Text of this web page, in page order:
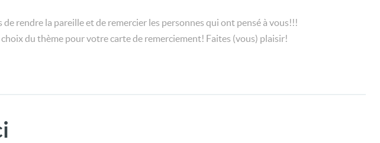
rendre la pareille et de remercier les personnes qui ont pensé à vous!!!
du thème pour votre carte de remerciement! Faites (vous) plaisir!